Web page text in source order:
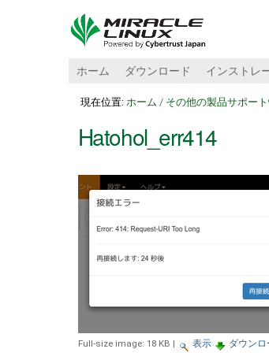
ホーム ダウンロード インストレ
現在位置: ホーム / その他の製品サポー
Hatohol_err414
Full-size image: 18 KB | 表示 ダウンロ